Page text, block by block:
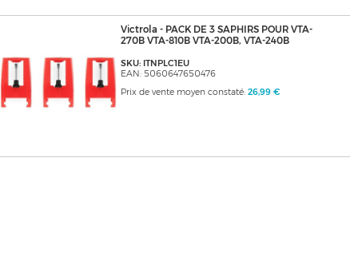
Victrola - PACK DE 3 SAPHIRS POUR VTA-
270B VTA-810B VTA-200B, VTA-240B
SKU: ITNPLC1EU
EAN: 5060647650476
Prix de vente moyen constaté: 26,99 €